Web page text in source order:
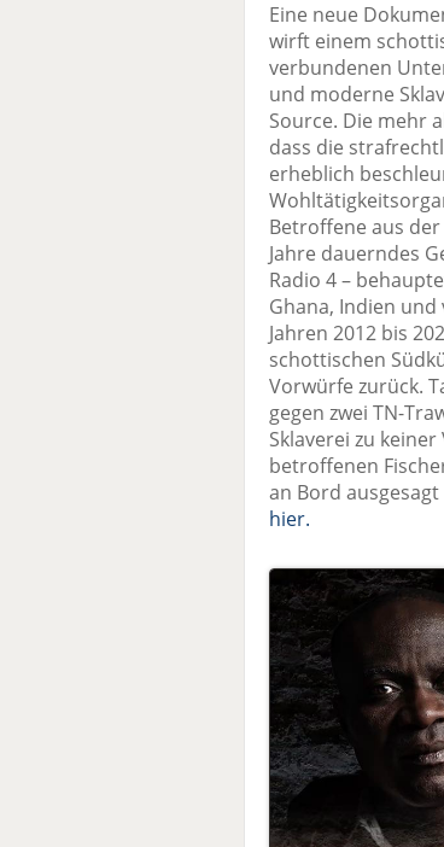
Eine neue
wirft einem
verbundenen
und moderne
Source. Die mehr
dass die
erheblich
Betroffene aus
Jahre dauerndes
Radio 4 –
Ghana, Indien
Jahren 2012 bis
schottischen
Vorwürfe zurück.
gegen zwei TN-
Sklaverei zu
betroffenen
an Bord
hier.